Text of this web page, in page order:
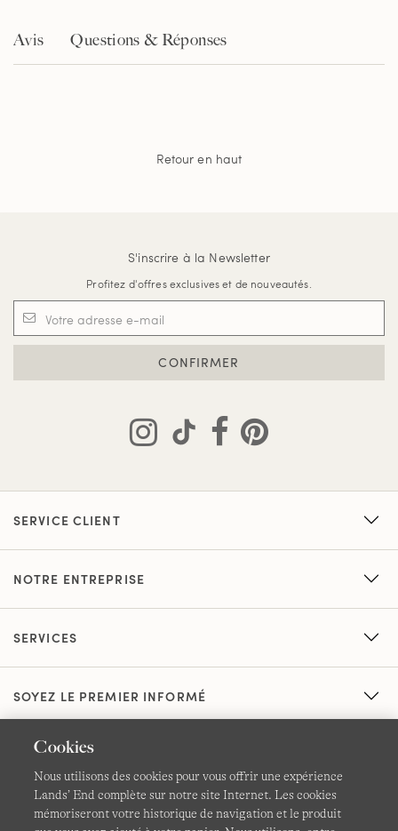
Avis Questions & Réponses
Retour en haut
S'inscrire à la Newsletter
Profitez d'offres exclusives et de nouveautés.
CONFIRMER
SERVICE CLIENT
NOTRE ENTREPRISE
SERVICES
SOYEZ LE PREMIER INFORMÉ
Cookies
Nous utilisons des cookies pour vous offrir une expérience
Lands’ End complète sur notre site Internet. Les cookies
mémoriseront votre historique de navigation et le produit